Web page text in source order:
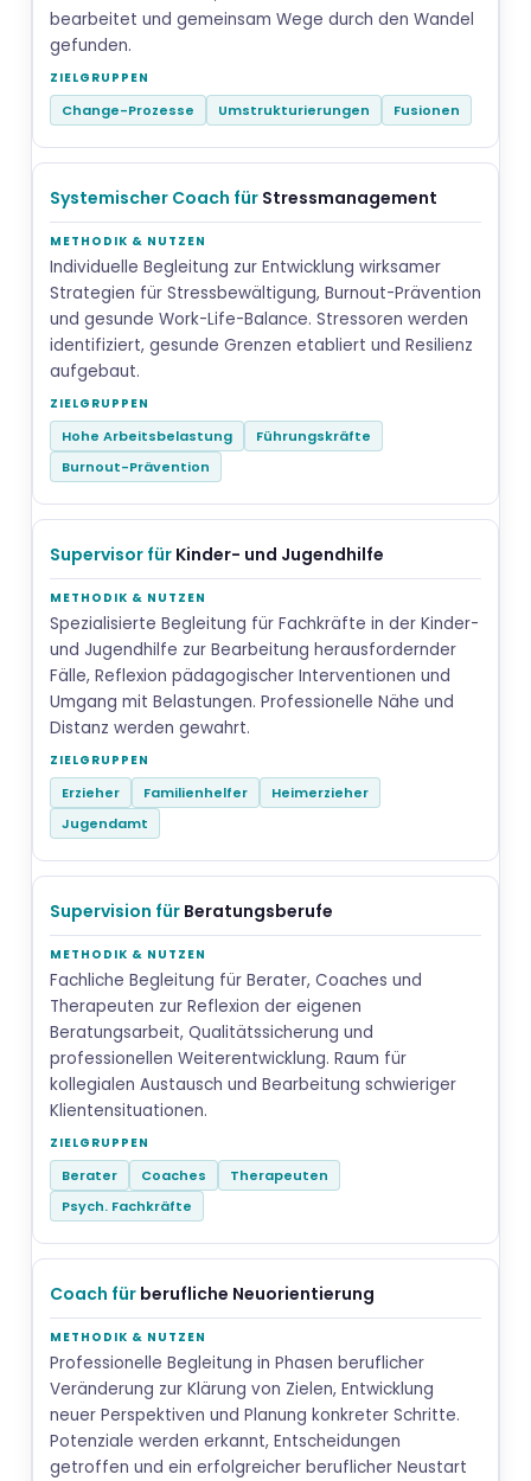
bearbeitet und gemeinsam Wege durch den Wandel
gefunden.
Change-Prozesse Umstrukturierungen Fusionen
Systemischer Coach für Stressmanagement
Individuelle Begleitung zur Entwicklung wirksamer
Strategien für Stressbewältigung, Burnout-Prävention
und gesunde Work-Life-Balance. Stressoren werden
identifiziert, gesunde Grenzen etabliert und Resilienz
aufgebaut.
Hohe Arbeitsbelastung
Führungskräfte
Burnout-Prävention
Supervisor für Kinder- und Jugendhilfe
Spezialisierte Begleitung für Fachkräfte in der Kinder-
und Jugendhilfe zur Bearbeitung herausfordernder
Fälle, Reflexion pädagogischer Interventionen und
Umgang mit Belastungen. Professionelle Nähe und
Distanz werden gewahrt.
Erzieher Familienhelfer
Heimerzieher
Jugendamt
Supervision für Beratungsberufe
Fachliche Begleitung für Berater, Coaches und
Therapeuten zur Reflexion der eigenen
Beratungsarbeit, Qualitätssicherung und
professionellen Weiterentwicklung. Raum für
kollegialen Austausch und Bearbeitung schwieriger
Klientensituationen.
Berater Coaches
Therapeuten
Psych. Fachkräfte
Coach für berufliche Neuorientierung
Professionelle Begleitung in Phasen beruflicher
Veränderung zur Klärung von Zielen, Entwicklung
neuer Perspektiven und Planung konkreter Schritte.
Potenziale werden erkannt, Entscheidungen
getroffen und ein erfolgreicher beruflicher Neustart